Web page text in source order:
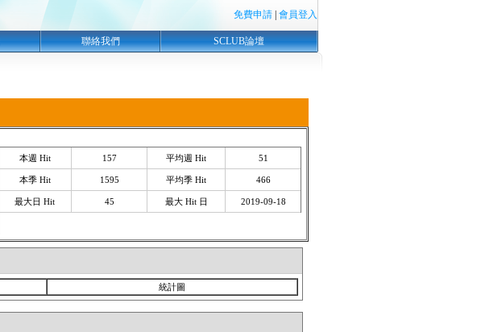
免費申請 會員登入
聯絡我們 SCLUB論壇
本週 Hit 157 平均週 Hit 51
本季 Hit 1595 平均季 Hit 466
最大日 Hit 45 最大 Hit 日 2019-09-18
統計圖